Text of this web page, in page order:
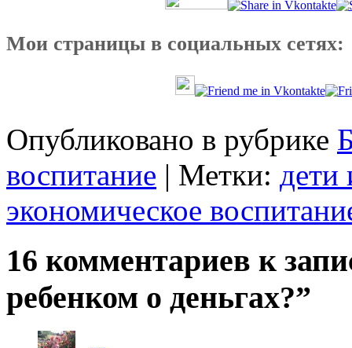
Мои страницы в социальных сетях:
Опубликовано в рубрике
воспитание | Метки: дети
экономическое
16 комментариев к
ребенком о деньгах?”